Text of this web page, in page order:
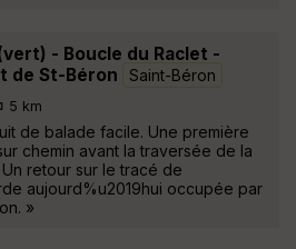
- Boucle du Raclet -
de St-Béron
Saint-Béron
5 km
de balade facile. Une première
chemin avant la traversée de la
Un retour sur le tracé de
aujourd%u2019hui occupée par
»